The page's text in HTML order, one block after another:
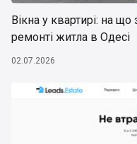
Вікна у квартирі: на
ремонті житла в Одесі
02.07.2026